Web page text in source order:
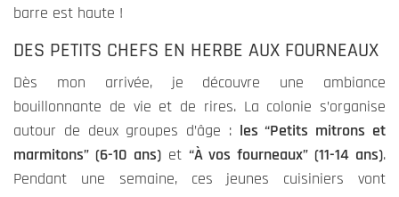
barre est haute !
DES PETITS CHEFS EN HERBE AUX FOURNEAUX
Dès mon arrivée, je découvre une ambiance
bouillonnante de vie et de rires. La colonie s’organise
autour de deux groupes d’âge : les “Petits mitrons et
marmitons” (6-10 ans)et “À vos fourneaux” (11-14 ans).
Pendant une semaine, ces jeunes cuisiniers vont
aux
vitales du
site
Expérience
Ces cookies